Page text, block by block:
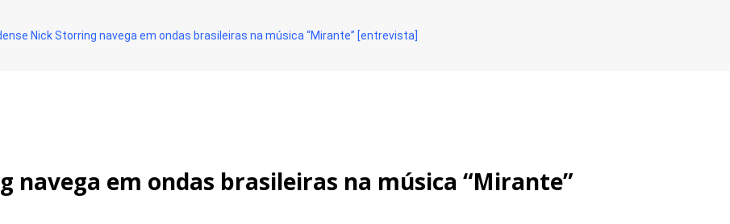
Nick Storring navega em ondas brasileiras na música “Mirante” [entrevista]
navega em ondas brasileiras na música “Mirante”